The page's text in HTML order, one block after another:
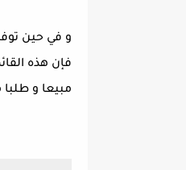
و في حين
فإن هذه
مبيعا و طلبا